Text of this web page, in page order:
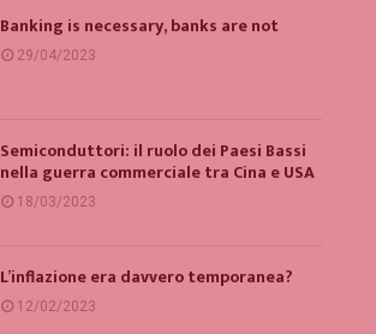
Banking is necessary, banks are not
29/04/2023
Semiconduttori: il ruolo dei Paesi Bassi
nella guerra commerciale tra Cina e USA
18/03/2023
L’inflazione era davvero temporanea?
12/02/2023